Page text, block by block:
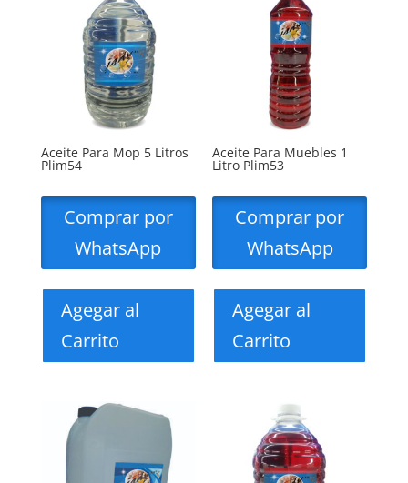
Aceite Para Mop 5 Litros
Plim54
Comprar por
WhatsApp
Agegar al
Carrito
Aceite Para Muebles 1
Litro Plim53
Comprar por
WhatsApp
Agegar al
Carrito